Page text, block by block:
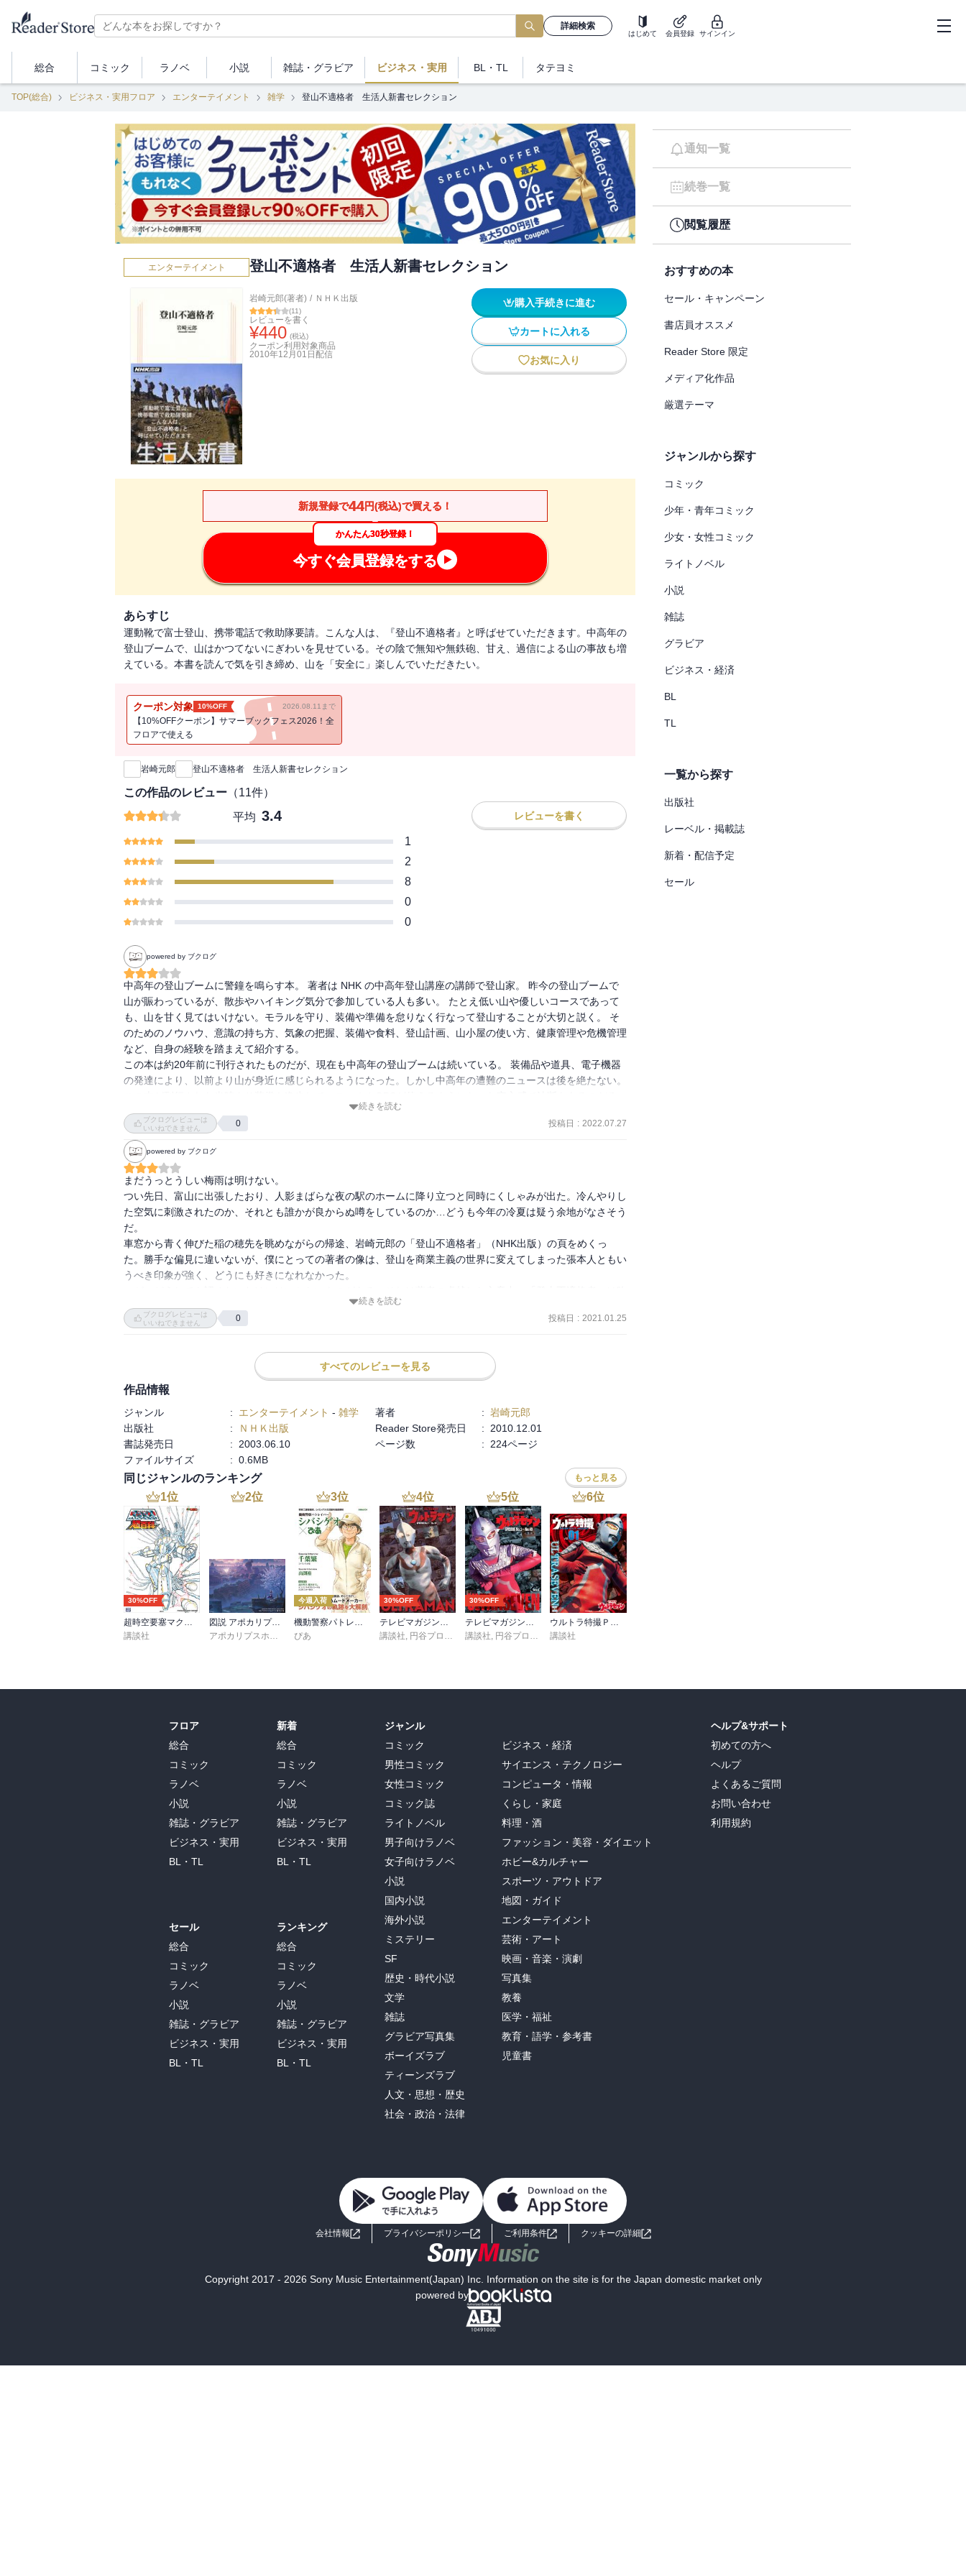
詳細検索
はじめて 会員登録 サインイン
総合 コミック ラノベ 小説 雑誌・ グラビア ビジネス ・実用 BL・TL タテヨミ
TOP(総合) ビジネス・実用フロア エンターテイメント 雑学 登山不適格者 生活人新書セレクション
エンターテイメント 登山不適格者 生活人新書セレクション
岩崎元郎(著者) / ＮＨＫ出版
(11)
レビューを書く
¥440 (税込)
クーポン利用対象商品
2010年12月01日 配信
購入手続きに進む
カートに入れる
お気に入り
新規登録で44円(税込)で買える！
かんたん30秒登録！
今すぐ会員登録をする
あらすじ
運動靴で富士登山、携帯電話で救助隊要請。こんな人は、『登山不適格者』と呼ばせていただきます。中高年の
登山ブームで、山はかつてないにぎわいを見せている。その陰で無知や無鉄砲、甘え、過信による山の事故も増
えている。本書を読んで気を引き締め、山を「安全に」楽しんでいただきたい。
クーポン対象 10%OFF 2026.08.11まで
【10%OFFクーポン】サマーブックフェス2026！全
フロアで使える
新刊通知
岩崎元郎 登山不適格者 生活人新書セレクション
この作品のレビュー （11件）
平均 3.4 レビューを書く
1
2
8
0
0
powered by ブクログ
中高年の登山ブームに警鐘を鳴らす本。 著者は NHK の中高年登山講座の講師で登山家。 昨今の登山ブームで
山が賑わっているが、散歩やハイキング気分で参加している人も多い。 たとえ低い山や優しいコースであって
も、山を甘く見てはいけない。モラルを守り、装備や準備を怠りなく行なって登山することが大切と説く。 そ
のためのノウハウ、意識の持ち方、気象の把握、装備や食料、登山計画、山小屋の使い方、健康管理や危機管理
など、自身の経験を踏まえて紹介する。
この本は約20年前に刊行されたものだが、現在も中高年の登山ブームは続いている。 装備品や道具、電子機器
の発達により、以前より山が身近に感じられるようになった。しかし中高年の遭難のニュースは後を絶たない。
う。 また百名山ブームで、目標達成を急ぐあまり無理をしているのかもしれない。 自分の身は自分で守る。 他
人に迷惑をかけないと言う基本的な所から見つめ直す必要がありそうだ。 そのためにもこの本を読む価値はあ
ると思う。 自分は登山はしないけれど、今後、山に登りたくなったら再読したいと思う。
続きを読む
ブクログレビューは
いいねできません
0 投稿日 : 2022.07.27
powered by ブクログ
まだうっとうしい梅雨は明けない。
つい先日、富山に出張したおり、人影まばらな夜の駅のホームに降り立つと同時にくしゃみが出た。冷んやりし
た空気に刺激されたのか、それとも誰かが良からぬ噂をしているのか…どうも今年の冷夏は疑う余地がなさそう
だ。
車窓から青く伸びた稲の穂先を眺めながらの帰途、岩崎元郎の「登山不適格者」（NHK出版）の頁をめくっ
た。勝手な偏見に違いないが、僕にとっての著者の像は、登山を商業主義の世界に変えてしまった張本人ともい
うべき印象が強く、どうにも好きになれなかった。
今にない“名著”である。世のふがいない登山者を内外からずばりと“斬った”その勇気に拍手を送りたい。登山者
であると自負する読者は「えい、やー！」と“斬られ”ないように。ちなみに少し長いが以下の引用を読んで“斬
―山の会というのは、山好きな人たちで構成されているとはいえ、自分たちが登ることを最大の目的にしている
団体なのである。登山スクールではない。知識や技術を教わることを目的に入会しようとするのは大きな間違い
だ。
ってくれても、ガイド役を引き受けたわけではない。うまく頼み込めば、一日ぐらいはゲレンデに同行してくれ
て、ロッククライミングの手ほどきをしてくれるかもしれない。が、それは山の会の先輩としての義務感であ
り、山仲間への友情から生まれた厚意なのだ。山の会の仲間は決してインストラクターではない。
自分の体力は自分で鍛えよう、自分の技術は自分で磨こう―。これが山の会の基本である。この認識に立ってい
なければ、山の会とのいい関係が築けるはずがない。（中略）また、入会した組織で、ペースや志向の合う仲間
と出会えないようなときは、ムリして会にとどまらずに、別の集団を探すべきだ。その方が、自分自身にとって
も、山の会にとっても、結果的には得策なのだから。
続きを読む
ブクログレビューは
いいねできません
0 投稿日 : 2021.01.25
すべてのレビューを見る
作品情報
ジャンル : エンターテイメント - 雑学 著者 : 岩崎元郎
出版社
: ＮＨＫ出版 Reader Store発売日 :
2010.12.01
書誌発売日
: 2003.06.10 ページ数 :
224ページ
ファイルサイズ
: 0.6MB
同じジャンルのランキング もっと見る
1位
30%OFF
超時空要塞マクロス超百科
講談社
2位
図説 アポカリプスホテル運営記録
アポカリプスホテル製作委員会
3位
今週入荷
機動警察パトレイバー シバシゲオぴあ
ぴあ
4位
30%OFF
テレビマガジン特別編集 ウルトラマン ＥＰＩＳＯＤＥ Ｎｏ．１～Ｎｏ．３９
講談社, 円谷プロダクション
5位
30%OFF
テレビマガジン特別編集 ウルトラセブン ＥＰＩＳＯＤＥ Ｎｏ．１～Ｎｏ．４９
講談社, 円谷プロダクション
6位
ウルトラ特撮ＰＥＲＦＥＣＴ ＭＯＯＫ ｖｏｌ．１ ウルトラセブン
講談社
通知一覧
続巻一覧
閲覧履歴
おすすめの本
セール・キャンペーン
書店員オススメ
Reader Store 限定
メディア化作品
厳選テーマ
ジャンルから探す
コミック
少年・青年コミック
少女・女性コミック
ライトノベル
小説
雑誌
グラビア
ビジネス・経済
BL
TL
一覧から探す
出版社
レーベル・掲載誌
新着・配信予定
セール
フロア
総合
コミック
ラノベ
小説
雑誌・グラビア
ビジネス・実用
BL・TL
セール
総合
コミック
ラノベ
小説
雑誌・グラビア
ビジネス・実用
BL・TL
新着
総合
コミック
ラノベ
小説
雑誌・グラビア
ビジネス・実用
BL・TL
ランキング
総合
コミック
ラノベ
小説
雑誌・グラビア
ビジネス・実用
BL・TL
ジャンル
コミック
男性コミック
女性コミック
コミック誌
ライトノベル
男子向けラノベ
女子向けラノベ
小説
国内小説
海外小説
ミステリー
SF
歴史・時代小説
文学
雑誌
グラビア写真集
ボーイズラブ
ティーンズラブ
人文・思想・歴史
社会・政治・法律
ビジネス・経済
サイエンス・テクノロジー
コンピュータ・情報
くらし・家庭
料理・酒
ファッション・美容・ダイエット
ホビー&カルチャー
スポーツ・アウトドア
地図・ガイド
エンターテイメント
芸術・アート
映画・音楽・演劇
写真集
教養
医学・福祉
教育・語学・参考書
児童書
ヘルプ&サポート
初めての方へ
ヘルプ
よくあるご質問
お問い合わせ
利用規約
会社情報 プライバシーポリシー ご利用条件 クッキーの詳細
Copyright 2017 - 2026 Sony Music Entertainment(Japan) Inc. Information on the site is for the Japan domestic market only
powered by